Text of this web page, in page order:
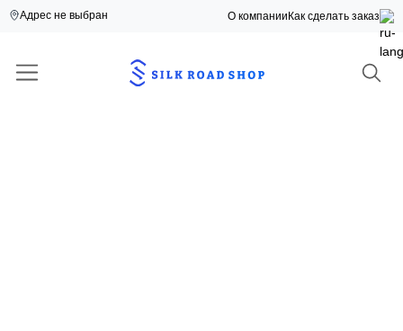
Адрес не выбран О компании Как сделать заказ